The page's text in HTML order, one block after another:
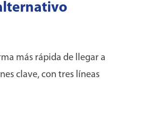
más rápida de llegar a
clave, con tres líneas